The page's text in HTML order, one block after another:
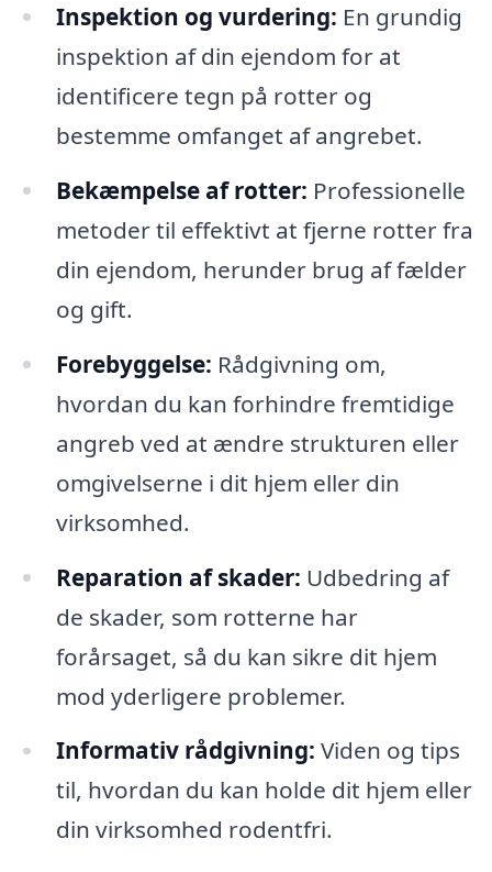
Inspektion og vurdering: En grundig
inspektion af din ejendom for at
identificere tegn på rotter og
bestemme omfanget af angrebet.
Bekæmpelse af rotter: Professionelle
metoder til effektivt at fjerne rotter fra
din ejendom, herunder brug af fælder
og gift.
Forebyggelse: Rådgivning om,
hvordan du kan forhindre fremtidige
angreb ved at ændre strukturen eller
omgivelserne i dit hjem eller din
virksomhed.
Reparation af skader: Udbedring af
de skader, som rotterne har
forårsaget, så du kan sikre dit hjem
mod yderligere problemer.
Informativ rådgivning: Viden og tips
til, hvordan du kan holde dit hjem eller
din virksomhed rodentfri.